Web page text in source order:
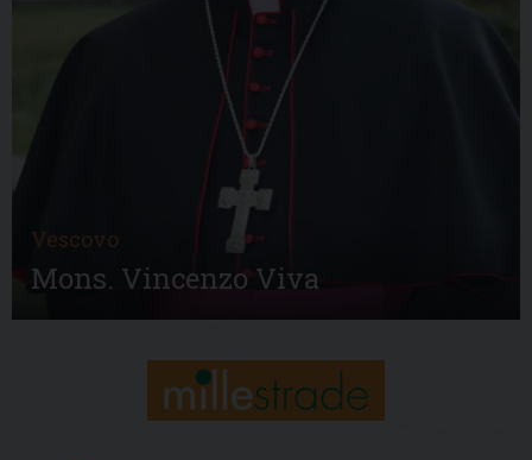
Vescovo
Mons. Vincenzo Viva